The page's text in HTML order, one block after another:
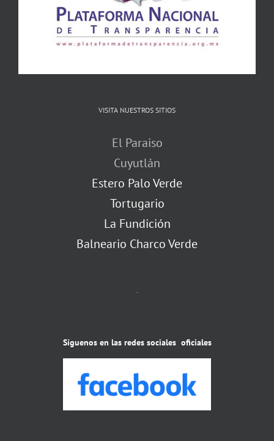
VISITA NUESTROS SITIOS
El Paraiso
Cuyutlán
Estero Palo Verde
Tortugario
La Fundición
Balneario Charco Verde
Síguenos en las redes sociales oficiales